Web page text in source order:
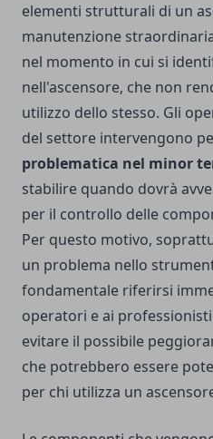
elementi strutturali di un
manutenzione
nel momento in cui si
nell'ascensore, che non
utilizzo dello stesso. Gli
del settore intervengono
problematica nel minor
stabilire quando dovrà
per il controllo delle
Per questo motivo,
un problema nello
fondamentale riferirsi
operatori e ai
evitare il possibile
che potrebbero essere
per chi utilizza un